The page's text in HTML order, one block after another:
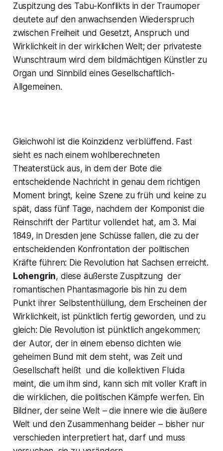
Zuspitzung des Tabu-Konflikts in der Traumoper
deutete auf den anwachsenden Wiederspruch
zwischen Freiheit und Gesetzt, Anspruch und
Wirklichkeit in der wirklichen Welt; der privateste
Wunschtraum wird dem bildmächtigen Künstler zu
Organ und Sinnbild eines Gesellschaftlich-
Allgemeinen.
Gleichwohl ist die Koinzidenz verblüffend. Fast
sieht es nach einem wohlberechneten
Theaterstück aus, in dem der Bote die
entscheidende Nachricht in genau dem richtigen
Moment bringt, keine Szene zu früh und keine zu
spät, dass fünf Tage, nachdem der Komponist die
Reinschrift der Partitur vollendet hat, am 3. Mai
1849, in Dresden jene Schüsse fallen, die zu der
entscheidenden Konfrontation der politischen
Kräfte führen: Die Revolution hat Sachsen erreicht.
Lohengrin, diese äußerste Zuspitzung der
romantischen Phantasmagorie bis hin zu dem
Punkt ihrer Selbstenthüllung, dem Erscheinen der
Wirklichkeit, ist pünktlich fertig geworden, und zu
gleich: Die Revolution ist pünktlich angekommen;
der Autor, der in einem ebenso dichten wie
geheimen Bund mit dem steht, was Zeit und
Gesellschaft heißt und die kollektiven Fluida
meint, die um ihm sind, kann sich mit voller Kraft in
die wirklichen, die politischen Kämpfe werfen. Ein
Bildner, der seine Welt – die innere wie die äußere
Welt und den Zusammenhang beider – bisher nur
verschieden interpretiert hat, darf und muss